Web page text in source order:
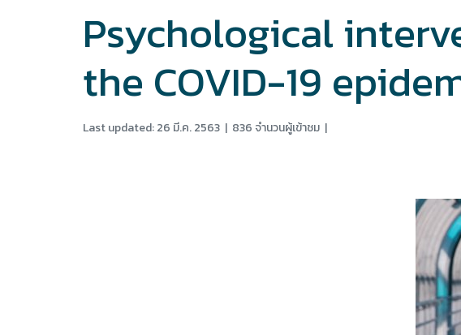
Psychological
the COVID-19
Last updated: 26 มี.ค. 2563 | 836 จำนวนผู้เข้าชม |